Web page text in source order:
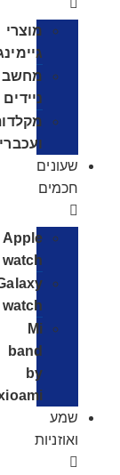
מוצרי
ניידים
שעונים
חכמים
Apple
watch
watch
Mi
band
by
שמע
ואוזניות